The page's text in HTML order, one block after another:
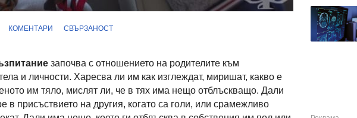
КОМЕНТАРИ СВЪРЗАНОСТ
започва с отношението на родителите към
и личности. Харесва ли им как изглеждат, миришат, какво е
им тяло, мислят ли, че в тях има нещо отблъскващо. Дали
в присъствието на другия, когато са голи, или срамежливо